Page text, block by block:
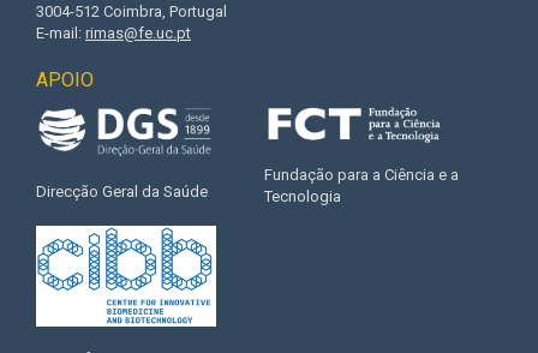
3004-512 Coimbra, Portugal
E-mail: rimas@fe.uc.pt
APOIO
Direcção Geral da Saúde
Fundação para a Ciência e a
Tecnologia